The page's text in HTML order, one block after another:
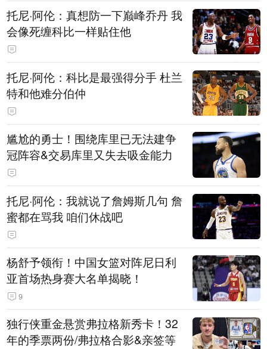
托尼·阿伦：真想防一下巅峰乔丹 我
会像死缠科比一样贴住他
托尼·阿伦：科比是最强得分手 杜兰
特和他难分伯仲
尴尬的勇士！围绕库里已无法建争
冠阵容&交易库里又失去吸金能力
托尼·阿伦：我就说了詹姆斯几句 詹
蜜都在骂我 咱们休战吧
杨舒予领衔！中国女篮对阵尼日利
亚首场热身赛大名单揭晓！
9
独行侠重金悬赏弗拉格新秀卡！32
年的季票两份/弗拉格合影&亲签等